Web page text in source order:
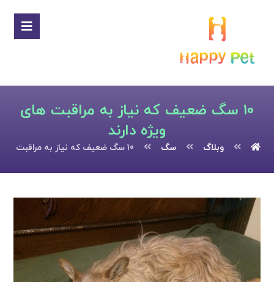
10 سگ ضعیف که نیاز به مراقبت های
ویژه دارند
وبلاگ سگ 10 سگ ضعیف که نیاز به مراقبت های ویژه دارند